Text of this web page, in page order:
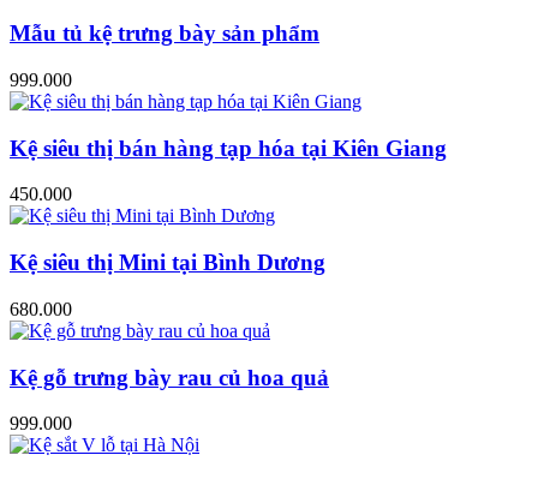
Mẫu tủ kệ trưng bày sản phẩm
999.000
Kệ siêu thị bán hàng tạp hóa tại Kiên Giang
450.000
Kệ siêu thị Mini tại Bình Dương
680.000
Kệ gỗ trưng bày rau củ hoa quả
999.000